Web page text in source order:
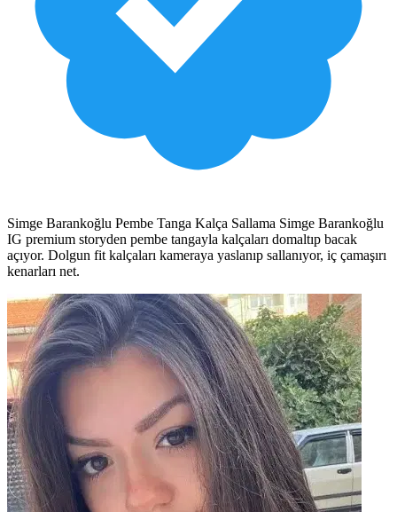
Simge Barankoğlu Pembe Tanga Kalça Sallama Simge Barankoğlu
IG premium storyden pembe tangayla kalçaları domaltıp bacak
açıyor. Dolgun fit kalçaları kameraya yaslanıp sallanıyor, iç çamaşırı
kenarları net.